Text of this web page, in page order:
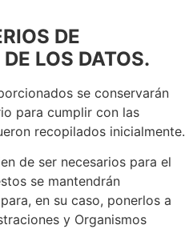
DE
LOS DATOS.
se conservarán
para cumplir con las
recopilados inicialmente.
de ser necesarios para el
se mantendrán
en su caso, ponerlos a
y Organismos